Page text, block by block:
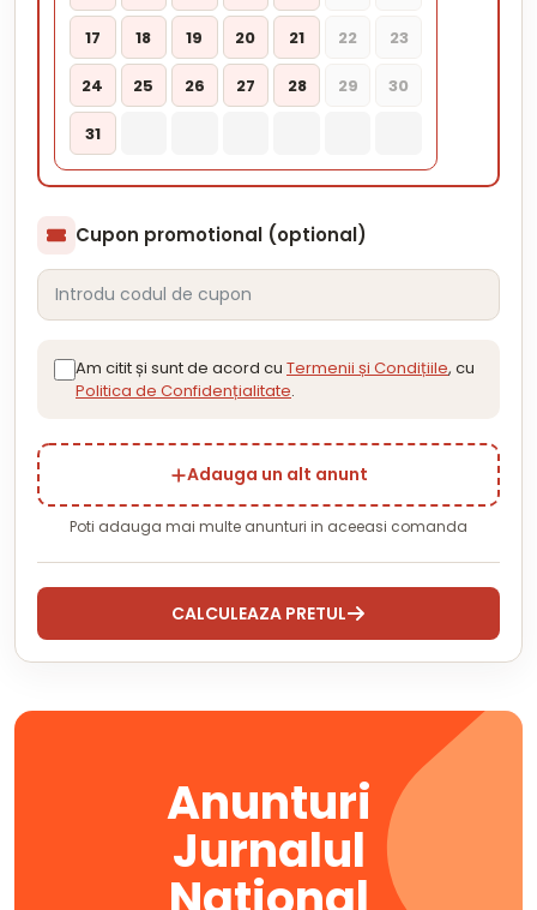
Anunturi
Jurnalul
17 18 19 20 21 22 23
24 25 26 27 28 29 30
31
Cupon promotional (optional)
Am citit și sunt de acord cu Termenii și Condițiile, cu
Politica de Confidențialitate.
Adauga un alt anunt
Poti adauga mai multe anunturi in aceeasi comanda
CALCULEAZA PRETUL